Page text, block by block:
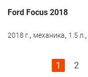
Ford Focus 2018
2018 г., механика, 1.5 л.,
1 2